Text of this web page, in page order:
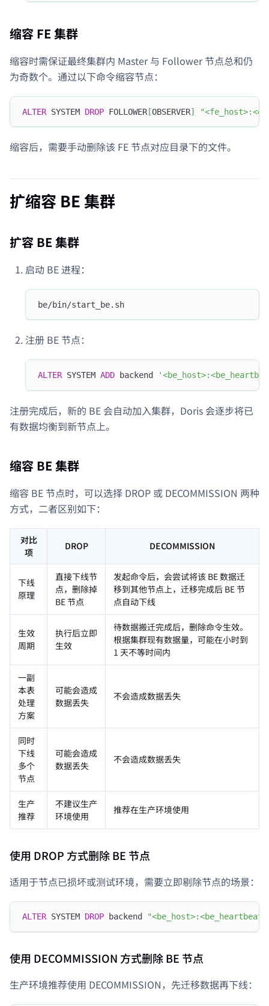
缩容 FE 集群
缩容时需保证最终集群内 Master 与 Follower 节点总和仍
为奇数个。通过以下命令缩容节点：
ALTER SYSTEM DROP FOLLOWER[OBSERVER]
缩容后，需要手动删除该 FE 节点对应目录下的文件。
扩缩容 BE 集群
扩容 BE 集群
启动 BE 进程：
be/bin/start_be.sh
注册 BE 节点：
ALTER SYSTEM ADD backend
注册完成后，新的 BE 会自动加入集群，Doris 会逐步将已
有数据均衡到新节点上。
缩容 BE 集群
缩容 BE 节点时，可以选择 DROP 或 DECOMMISSION 两种
方式，二者区别如下：
对比
项
DROP DECOMMISSION
下线
原理
直接下线节
点，删除掉
BE 节点
发起命令后，会尝试将该 BE 数据迁
移到其他节点上，迁移完成后 BE 节
点自动下线
生效
周期
执行后立即
生效
待数据搬迁完成后，删除命令生效。
根据集群现有数据量，可能在小时到
1 天不等时间内
一副
本表
处理
方案
可能会造成
数据丢失
不会造成数据丢失
同时
下线
多个
节点
可能会造成
数据丢失
不会造成数据丢失
生产
推荐
不建议生产
环境使用
推荐在生产环境使用
使用 DROP 方式删除 BE 节点
适用于节点已损坏或测试环境，需要立即剔除节点的场景：
ALTER SYSTEM DROP backend
使用 DECOMMISSION 方式删除 BE 节点
生产环境推荐使用 DECOMMISSION，先迁移数据再下线：